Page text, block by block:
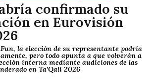
confirmado su
en Eurovisión
la elección de su representante podría
pero todo apunta a que volverán a
interna mediante audiciones de las
en Ta’Qali 2026